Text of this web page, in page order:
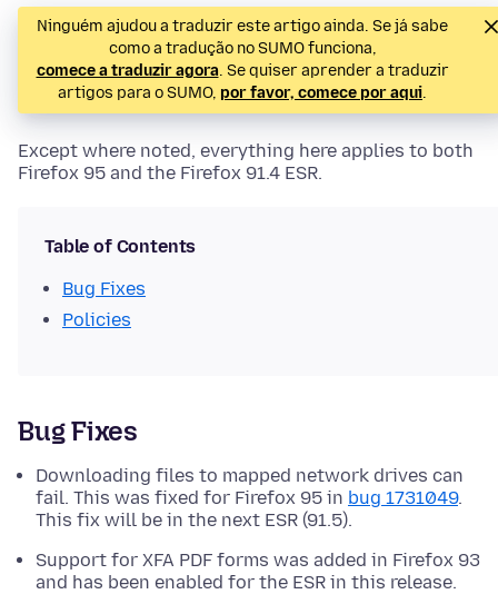
Ninguém ajudou a traduzir este artigo ainda. Se já sabe
como a tradução no SUMO funciona,
comece a traduzir agora. Se quiser aprender a traduzir
artigos para o SUMO, por favor, comece por aqui.
Except where noted, everything here applies to both
Firefox 95 and the Firefox 91.4 ESR.
Table of Contents
Bug Fixes
Policies
Bug Fixes
Downloading files to mapped network drives can
fail. This was fixed for Firefox 95 in bug 1731049.
This fix will be in the next ESR (91.5).
Support for XFA PDF forms was added in Firefox 93
and has been enabled for the ESR in this release.